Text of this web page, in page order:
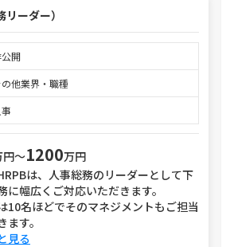
ーダー）
開
の他業界・職種
円〜1200万円
は、人事総務のリーダーとして下
に幅広くご対応いただきます。
10名ほどでそのマネジメントもご担当
ます。
見る